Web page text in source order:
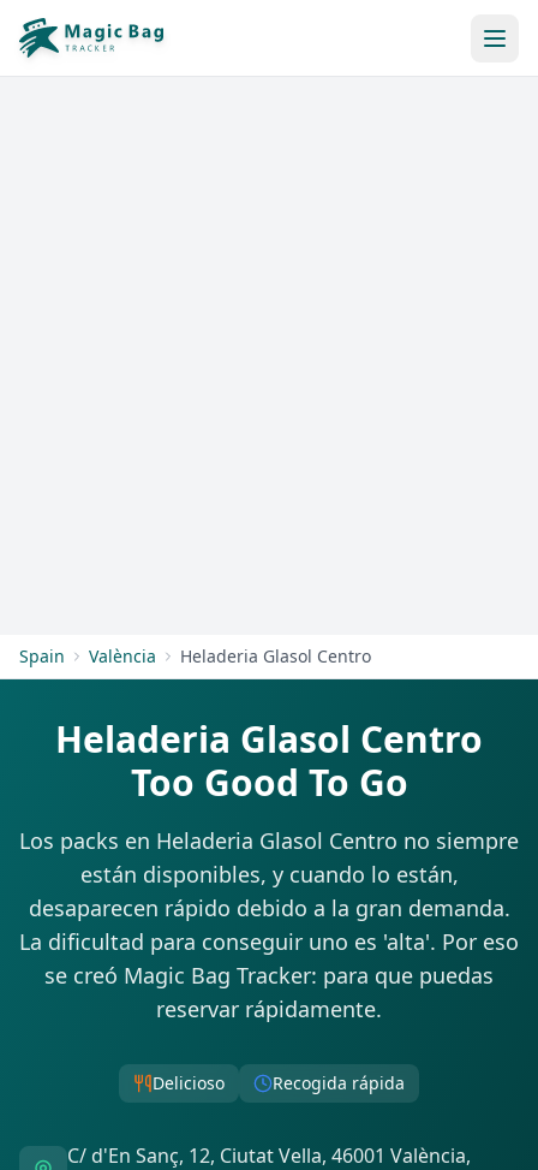
Spain València Heladeria Glasol Centro
Heladeria Glasol Centro
Too Good To Go
Los packs en Heladeria Glasol Centro no siempre
están disponibles, y cuando lo están,
desaparecen rápido debido a la gran demanda.
La dificultad para conseguir uno es 'alta'. Por eso
se creó Magic Bag Tracker: para que puedas
reservar rápidamente.
Delicioso Recogida rápida
C/ d'En Sanç, 12, Ciutat Vella, 46001 València,